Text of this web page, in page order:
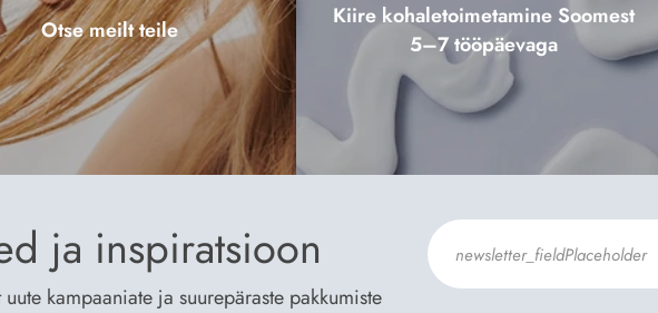
Otse meilt teile
Kiire kohaletoimetamine Soomest
5–7 tööpäevaga
ja inspiratsioon
kampaaniate ja suurepäraste pakkumiste